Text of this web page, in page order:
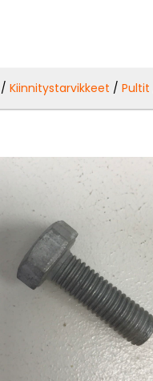
/Kiinnitystarvikkeet /Pultit